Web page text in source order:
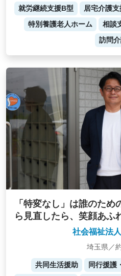
就労継続支援B型
居宅介護支
特別養護老人ホーム
相談
訪問
「特変なし」は誰のた
ら見直したら、笑顔あふ
社会福祉法
埼玉県／
共同生活援助 同行援護